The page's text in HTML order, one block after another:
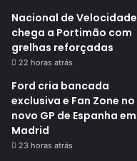
Nacional de Velocidade
chega a Portimão com
grelhas reforçadas
22 horas atrás
Ford cria bancada
exclusiva e Fan Zone no
novo GP de Espanha em
Madrid
23 horas atrás